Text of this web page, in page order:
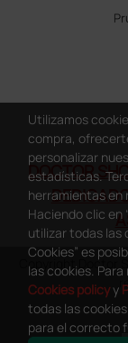
DOCTOR
Copyright Doctor
Utilizamos
compra,
personalizar
estadísticas.
herramientas en
Haciendo clic en
utilizar todas las
Cookies” es
las cookies.
Cookies policyy
todas las
para el correcto